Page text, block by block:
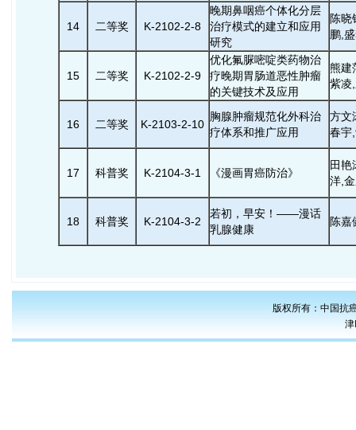
14 二等奖 K-2102-2-8
晚期鼻咽癌个体化分层
治疗模式的建立和应用
研究
陈晓
鹏,
15 二等奖 K-2102-2-9
优化氟脲嘧啶类药物治
疗晚期胃肠道恶性肿瘤
的关键技术及应用
熊建
紫凌
16 二等奖 K-2103-2-10
胸腺肿瘤规范化外科治
疗体系和推广应用
方文
春宇
17 科普奖 K-2104-3-1 《漫画胃癌防治》
田艳
洋,
18 科普奖 K-2104-3-2
若初，早安！——漫话
乳腺健康
陈嘉
版权所有：中国抗